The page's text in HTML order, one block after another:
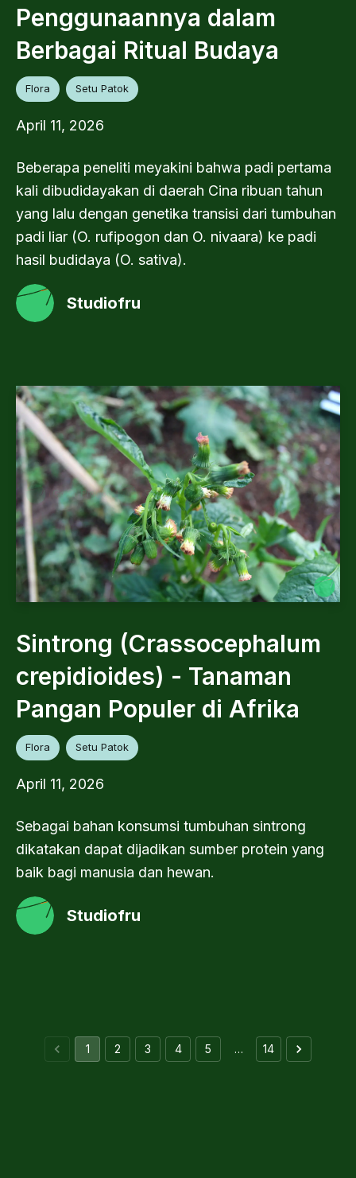
Penggunaannya dalam
Berbagai Ritual Budaya
Flora Setu Patok
April 11, 2026
Beberapa peneliti meyakini bahwa padi pertama
kali dibudidayakan di daerah Cina ribuan tahun
yang lalu dengan genetika transisi dari tumbuhan
padi liar (O. rufipogon dan O. nivaara) ke padi
hasil budidaya (O. sativa).
Studiofru
Sintrong (Crassocephalum
crepidioides) - Tanaman
Pangan Populer di Afrika
Flora Setu Patok
April 11, 2026
Sebagai bahan konsumsi tumbuhan sintrong
dikatakan dapat dijadikan sumber protein yang
baik bagi manusia dan hewan.
Studiofru
1 2 3 4 5 … 14